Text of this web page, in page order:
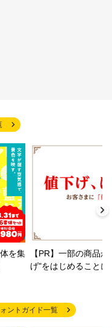
を集
【PR】一部の商品
げ"をはじめること
ントガイド一覧